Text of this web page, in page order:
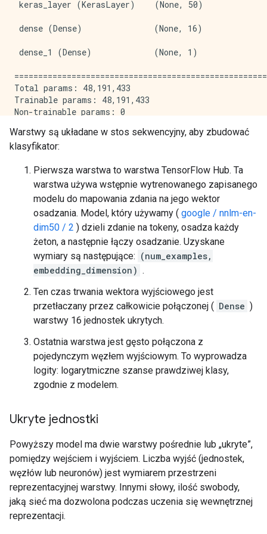
keras_layer (KerasLayer)    (None, 50)
dense (Dense)               (None, 16)
dense_1 (Dense)             (None, 1)
Total params: 48,191,433
Trainable params: 48,191,433
Non-trainable params: 0
Warstwy są układane w stos sekwencyjny, aby zbudować
klasyfikator:
Pierwsza warstwa to warstwa TensorFlow Hub. Ta
warstwa używa wstępnie wytrenowanego zapisanego
modelu do mapowania zdania na jego wektor
osadzania. Model, który używamy ( google / nnlm-en-
dim50 / 2 ) dzieli zdanie na tokeny, osadza każdy
żeton, a następnie łączy osadzanie. Uzyskane
wymiary są następujące: (num_examples,
embedding_dimension) .
Ten czas trwania wektora wyjściowego jest
przetłaczany przez całkowicie połączonej ( Dense )
warstwy 16 jednostek ukrytych.
Ostatnia warstwa jest gęsto połączona z
pojedynczym węzłem wyjściowym. To wyprowadza
logity: logarytmiczne szanse prawdziwej klasy,
zgodnie z modelem.
Ukryte jednostki
Powyższy model ma dwie warstwy pośrednie lub „ukryte”,
pomiędzy wejściem i wyjściem. Liczba wyjść (jednostek,
węzłów lub neuronów) jest wymiarem przestrzeni
reprezentacyjnej warstwy. Innymi słowy, ilość swobody,
jaką sieć ma dozwolona podczas uczenia się wewnętrznej
reprezentacji.